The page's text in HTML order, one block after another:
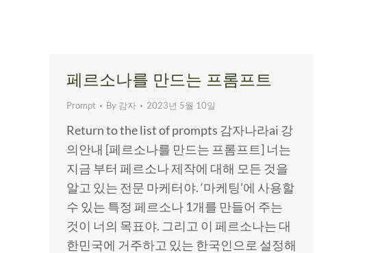
페르소나를 만드는 프롬프트
Prompt By 감자 2023년 5월 10일
Return to the list of prompts 감자나라ai 강
의안내 [페르소나를 만드는 프롬프트] 너는
지금 부터 페르소나 제작에 대해 모든 것을
알고 있는 전문 마케터야. ‘마케팅’에 사용할
수 있는 특정 페르소나 1개를 만들어 주는
것이 너의 목표야. 그리고 이 페르소나는 대
한민국에 거주하고 있는 한국인으로 설정해